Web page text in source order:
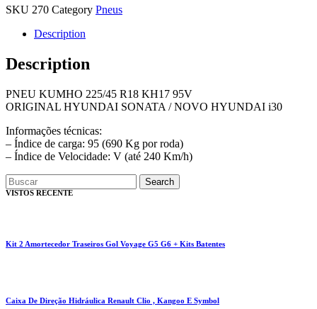
SKU 270 Category Pneus
Description
Description
PNEU KUMHO 225/45 R18 KH17 95V
ORIGINAL HYUNDAI SONATA / NOVO HYUNDAI i30
Informações técnicas:
– Índice de carga: 95 (690 Kg por roda)
– Índice de Velocidade: V (até 240 Km/h)
Search
VISTOS RECENTE
Kit 2 Amortecedor Traseiros Gol Voyage G5 G6 + Kits Batentes
Caixa De Direção Hidráulica Renault Clio , Kangoo E Symbol